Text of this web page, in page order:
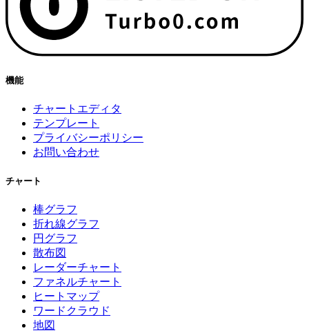
機能
チャートエディタ
テンプレート
プライバシーポリシー
お問い合わせ
チャート
棒グラフ
折れ線グラフ
円グラフ
散布図
レーダーチャート
ファネルチャート
ヒートマップ
ワードクラウド
地図